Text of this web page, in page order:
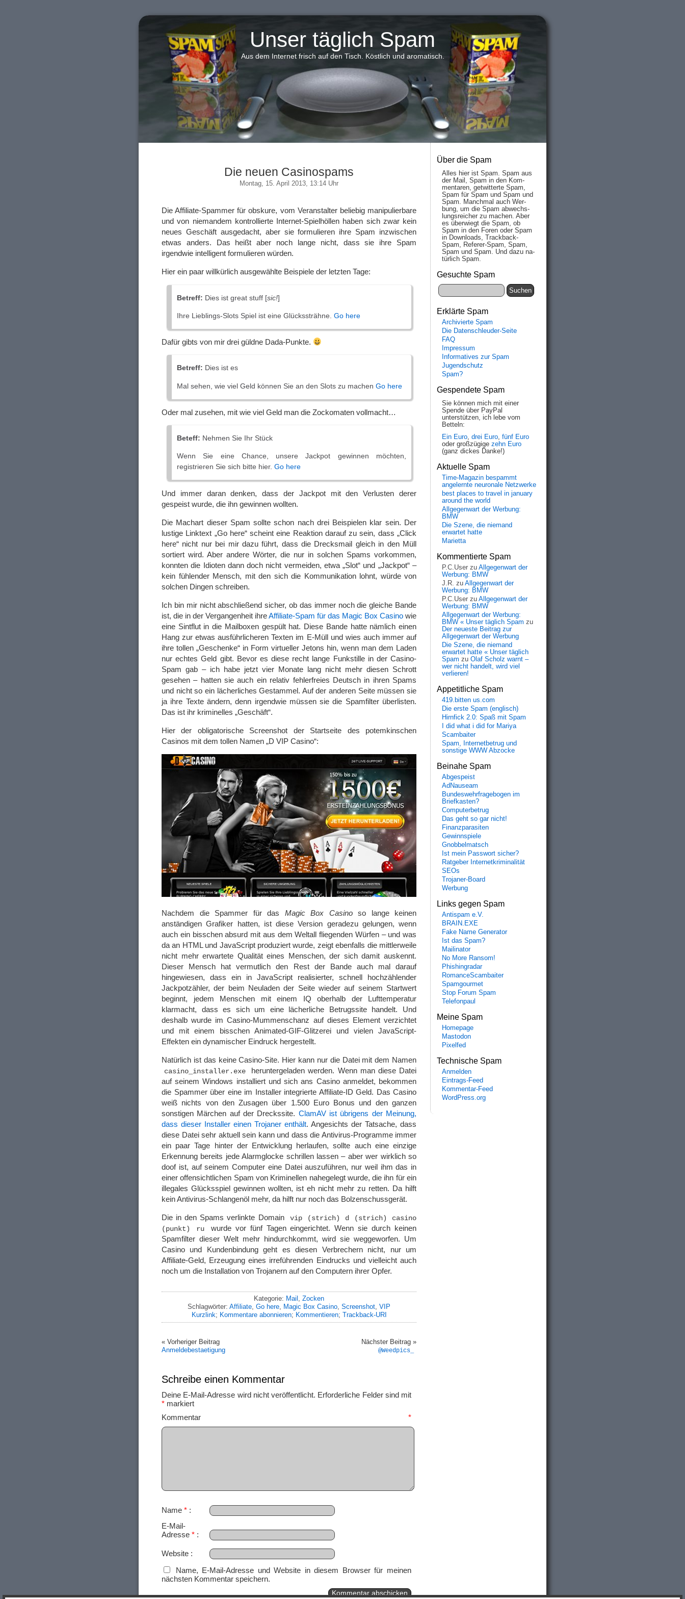
Unser täglich Spam
Aus dem Internet frisch auf den Tisch. Köstlich und aromatisch.
Die neuen Casinospams
Montag, 15. April 2013, 13:14 Uhr
Die Affiliate-Spammer für obskure, vom Veranstalter beliebig manipulierbare
und von niemandem kontrollierte Internet-Spielhöllen haben sich zwar kein
neues Geschäft ausgedacht, aber sie formulieren ihre Spam inzwischen
etwas anders. Das heißt aber noch lange nicht, dass sie ihre Spam
irgendwie intelligent formulieren würden.
Hier ein paar willkürlich ausgewählte Beispiele der letzten Tage:
Betreff: Dies ist great stuff [sic!]
Ihre Lieblings-Slots Spiel ist eine Glückssträhne. Go here
Dafür gibts von mir drei güldne Dada-Punkte.
Betreff: Dies ist es
Mal sehen, wie viel Geld können Sie an den Slots zu machen Go here
Oder mal zusehen, mit wie viel Geld man die Zockomaten vollmacht…
Beteff: Nehmen Sie Ihr Stück
Wenn Sie eine Chance, unsere Jackpot gewinnen möchten,
registrieren Sie sich bitte hier. Go here
Und immer daran denken, dass der Jackpot mit den Verlusten derer
gespeist wurde, die ihn gewinnen wollten.
Die Machart dieser Spam sollte schon nach drei Beispielen klar sein. Der
lustige Linktext „Go here“ scheint eine Reaktion darauf zu sein, dass „Click
here“ nicht nur bei mir dazu führt, dass die Drecksmail gleich in den Müll
sortiert wird. Aber andere Wörter, die nur in solchen Spams vorkommen,
konnten die Idioten dann doch nicht vermeiden, etwa „Slot“ und „Jackpot“ –
kein fühlender Mensch, mit den sich die Kommunikation lohnt, würde von
solchen Dingen schreiben.
Ich bin mir nicht abschließend sicher, ob das immer noch die gleiche Bande
ist, die in der Vergangenheit ihreAffiliate-Spam für das Magic Box Casino wie
eine Sintflut in die Mailboxen gespült hat. Diese Bande hatte nämlich einen
Hang zur etwas ausführlicheren Texten im E-Müll und wies auch immer auf
ihre tollen „Geschenke“ in Form virtueller Jetons hin, wenn man dem Laden
nur echtes Geld gibt. Bevor es diese recht lange Funkstille in der Casino-
Spam gab – ich habe jetzt vier Monate lang nicht mehr diesen Schrott
gesehen – hatten sie auch ein relativ fehlerfreies Deutsch in ihren Spams
und nicht so ein lächerliches Gestammel. Auf der anderen Seite müssen sie
ja ihre Texte ändern, denn irgendwie müssen sie die Spamfilter überlisten.
Das ist ihr kriminelles „Geschäft“.
Hier der obligatorische Screenshot der Startseite des potemkinschen
Casinos mit dem tollen Namen „D VIP Casino“:
Nachdem die Spammer für das Magic Box Casinoso lange keinen
anständigen Grafiker hatten, ist diese Version geradezu gelungen, wenn
auch ein bisschen absurd mit aus dem Weltall fliegenden Würfen – und was
da an HTML und JavaScript produziert wurde, zeigt ebenfalls die mittlerweile
nicht mehr erwartete Qualität eines Menschen, der sich damit auskennt.
Dieser Mensch hat vermutlich den Rest der Bande auch mal darauf
hingewiesen, dass ein in JavaScript realisierter, schnell hochzählender
Jackpotzähler, der beim Neuladen der Seite wieder auf seinem Startwert
beginnt, jedem Menschen mit einem IQ oberhalb der Lufttemperatur
klarmacht, dass es sich um eine lächerliche Betrugssite handelt. Und
deshalb wurde im Casino-Mummenschanz auf dieses Element verzichtet
und mit einem bisschen Animated-GIF-Glitzerei und vielen JavaScript-
Effekten ein dynamischer Eindruck hergestellt.
Natürlich ist das keine Casino-Site. Hier kann nur die Datei mit dem Namen
casino_installer.exe
heruntergeladen werden. Wenn man diese Datei
auf seinem Windows installiert und sich ans Casino anmeldet, bekommen
die Spammer über eine im Installer integrierte Affiliate-ID Geld. Das Casino
weiß nichts von den Zusagen über 1.500 Euro Bonus und den ganzen
sonstigen Märchen auf der Dreckssite. ClamAV ist übrigens der Meinung,
dass dieser Installer einen Trojaner enthält. Angesichts der Tatsache, dass
diese Datei sehr aktuell sein kann und dass die Antivirus-Programme immer
ein paar Tage hinter der Entwicklung herlaufen, sollte auch eine einzige
Erkennung bereits jede Alarmglocke schrillen lassen – aber wer wirklich so
doof ist, auf seinem Computer eine Datei auszuführen, nur weil ihm das in
einer offensichtlichen Spam von Kriminellen nahegelegt wurde, die ihn für ein
illegales Glücksspiel gewinnen wollten, ist eh nicht mehr zu retten. Da hilft
kein Antivirus-Schlangenöl mehr, da hilft nur noch das Bolzenschussgerät.
Die in den Spams verlinkte Domain
vip (strich) d (strich) casino
(punkt) ru
wurde vor fünf Tagen eingerichtet. Wenn sie durch keinen
Spamfilter dieser Welt mehr hindurchkommt, wird sie weggeworfen. Um
Casino und Kundenbindung geht es diesen Verbrechern nicht, nur um
Affiliate-Geld, Erzeugung eines irreführenden Eindrucks und vielleicht auch
noch um die Installation von Trojanern auf den Computern ihrer Opfer.
Kategorie: Mail
Zocken
Schlagwörter: Affiliate Go here Magic Box Casino Screenshot VIP
Kurzlink; Kommentare abonnieren; Kommentieren; Trackback-URI
« Vorheriger Beitrag
Anmeldebestaetigung
Nächster Beitrag »
@Weedpics_
Schreibe einen Kommentar
Deine E-Mail-Adresse wird nicht veröffentlicht. Erforderliche Felder sind mit
* markiert
Kommentar *
Name *
E-Mail-
Adresse *
Website
Name, E-Mail-Adresse und Website in diesem Browser für meinen
nächsten Kommentar speichern.
Über die Spam
Alles hier ist Spam. Spam aus
der Mail, Spam in den Kom­
men­taren, ge­twit­ter­te Spam,
Spam für Spam und Spam und
Spam. Manch­mal auch Wer­
bung, um die Spam ab­wechs­
lungs­reich­er zu mach­en. Aber
es über­wiegt die Spam, ob
Spam in den Fo­ren oder Spam
in Down­loads, Track­back-
Spam, Re­fe­rer-Spam, Spam,
Spam und Spam. Und da­zu na­
tür­lich Spam.
Gesuchte Spam
Erklärte Spam
Archivierte Spam
Die Datenschleuder-Seite
FAQ
Impressum
Informatives zur Spam
Jugendschutz
Spam?
Gespendete Spam
Sie können mich mit einer
Spende über PayPal
unterstützen, ich lebe vom
Betteln:
Ein Euro, drei Euro, fünf Euro
oder großzügige zehn Euro
(ganz dickes Danke!)
Aktuelle Spam
Time-Magazin bespammt
angelernte neuronale Netzwerke
best places to travel in january
around the world
Allgegenwart der Werbung:
BMW
Die Szene, die niemand
erwartet hatte
Marietta
Kommentierte Spam
P.C.User zu Allgegenwart der
Werbung: BMW
J.R. zu Allgegenwart der
Werbung: BMW
P.C.User zu Allgegenwart der
Werbung: BMW
Allgegenwart der Werbung:
BMW « Unser täglich Spam zu
Der neueste Beitrag zur
Allgegenwart der Werbung
Die Szene, die niemand
erwartet hatte « Unser täglich
Spam zu Olaf Scholz warnt –
wer nicht handelt, wird viel
verlieren!
Appetitliche Spam
419.bitten us.com
Die erste Spam (englisch)
Hirnfick 2.0: Spaß mit Spam
I did what i did for Mariya
Scambaiter
Spam, Internetbetrug und
sonstige WWW Abzocke
Beinahe Spam
Abgespeist
AdNauseam
Bundeswehrfragebogen im
Briefkasten?
Computerbetrug
Das geht so gar nicht!
Finanzparasiten
Gewinnspiele
Gnobbelmatsch
Ist mein Passwort sicher?
Ratgeber Internetkriminalität
SEOs
Trojaner-Board
Werbung
Links gegen Spam
Antispam e.V.
BRAIN.EXE
Fake Name Generator
Ist das Spam?
Mailinator
No More Ransom!
Phishingradar
RomanceScambaiter
Spamgourmet
Stop Forum Spam
Telefonpaul
Meine Spam
Homepage
Mastodon
Pixelfed
Technische Spam
Anmelden
Eintrags-Feed
Kommentar-Feed
WordPress.org